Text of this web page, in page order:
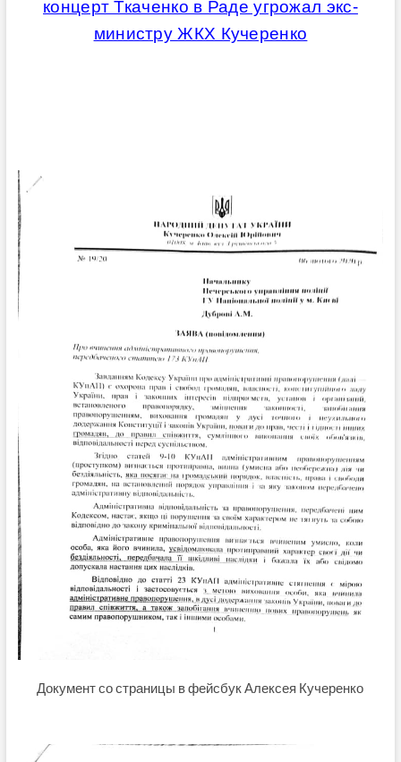
концерт Ткаченко в Раде угрожал экс-
министру ЖКХ Кучеренко
Документ со страницы в фейсбук Алексея Кучеренко